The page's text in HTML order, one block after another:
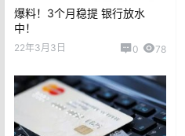
爆料！3个月稳提 银行放水
中！
22年3月3日 0 78